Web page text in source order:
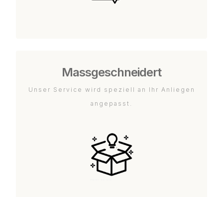
Massgeschneidert
Unser Service wird speziell an Ihr Anliegen
angepasst.